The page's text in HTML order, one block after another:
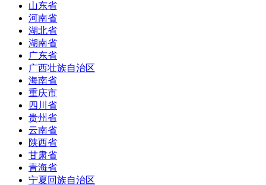
山东省
河南省
湖北省
湖南省
广东省
广西壮族自治区
海南省
重庆市
四川省
贵州省
云南省
陕西省
甘肃省
青海省
宁夏回族自治区